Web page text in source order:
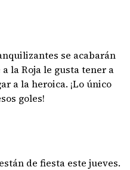
se acabarán
la Roja le gusta tener a
a la heroica. ¡Lo único
goles!
de fiesta este jueves.